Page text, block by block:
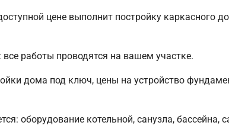
цене выполнит постройку каркасного
работы проводятся на вашем участке.
дома под ключ, цены на устройство
оборудование котельной, санузла, бассейна,